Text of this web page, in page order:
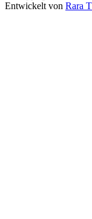
Entwickelt von Rara